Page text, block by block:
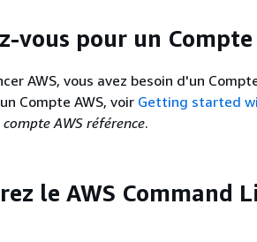
vous pour un Compte
AWS, vous avez besoin d'un
Compte AWS, voir Getting started
AWS référence.
le AWS Command